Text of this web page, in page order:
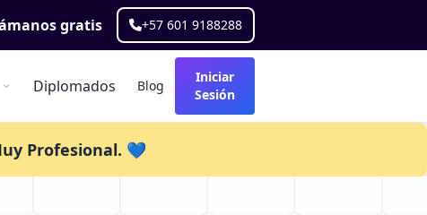
gratis +57 601 9188288
Diplomados Blog
Iniciar
Sesión
Profesional. 💙